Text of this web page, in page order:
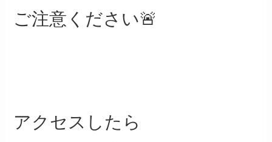
ご注意ください🚨
アクセスしたら